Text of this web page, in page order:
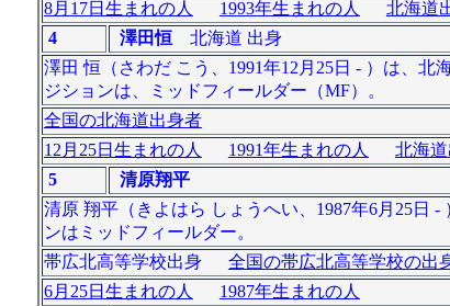
8月17日生まれの人
1993年生まれの人
北海道
4
澤田恒北海道 出身
澤田 恒（さわだ こう、1991年12月25日 - ）は、
ジションは、ミッドフィールダー（MF）。
全国の北海道出身者
12月25日生まれの人
1991年生まれの人
北海道
5
清原翔平
清原 翔平（きよはら しょうへい、1987年6月25日
ンはミッドフィールダー。
帯広北高等学校出身 全国の帯広北高等学校の出
6月25日生まれの人
1987年生まれの人